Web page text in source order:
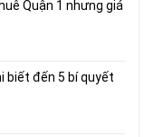
Quận 1 nhưng giá
biết đến 5 bí quyết